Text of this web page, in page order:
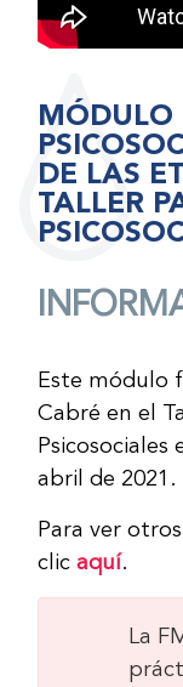
MÓDULO
DE LAS
TALLER
Este módulo
Cabré en el
Psicosociales
abril de 2021.
Para ver
clicaquí.
La